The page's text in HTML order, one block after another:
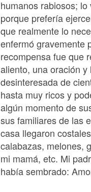
humanos rabiosos;
porque prefería
que realmente lo
enfermó gravemente
recompensa fue que
aliento, una oración
desinteresada de
hasta muy ricos y
algún momento de
sus familiares de las
casa llegaron
calabazas, melones,
mi mamá, etc. Mi
había sembrado: